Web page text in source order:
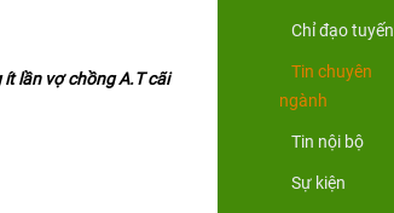
ít lần vợ chồng A.T cãi
Chỉ đạo tuyến
Tin chuyên
ngành
Tin nội bộ
Sự kiện